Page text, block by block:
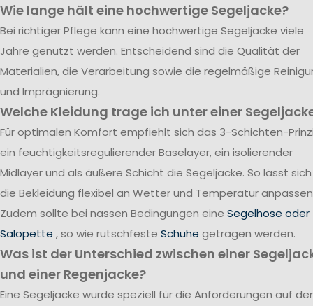
Wie lange hält eine hochwertige Segeljacke?
Bei richtiger Pflege kann eine hochwertige Segeljacke viele
Jahre genutzt werden. Entscheidend sind die Qualität der
Materialien, die Verarbeitung sowie die regelmäßige
und Imprägnierung.
Welche Kleidung trage ich unter einer
Für optimalen Komfort empfiehlt sich das 3-Schichten-
ein feuchtigkeitsregulierender Baselayer, ein isolierender
Midlayer und als äußere Schicht die Segeljacke. So lässt sich
die Bekleidung flexibel an Wetter und Temperatur
Zudem sollte bei nassen Bedingungen eine Segelhose oder
Salopette , so wie rutschfeste Schuhe getragen werden.
Was ist der Unterschied zwischen einer
und einer Regenjacke?
Eine Segeljacke wurde speziell für die Anforderungen auf